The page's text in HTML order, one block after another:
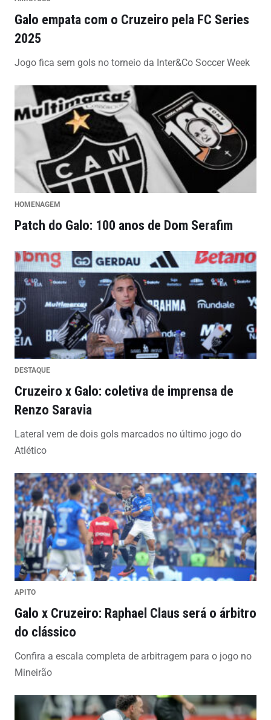
Galo empata com o Cruzeiro pela FC Series
2025
Jogo fica sem gols no torneio da Inter&Co Soccer Week
HOMENAGEM
Patch do Galo: 100 anos de Dom Serafim
DESTAQUE
Cruzeiro x Galo: coletiva de imprensa de
Renzo Saravia
Lateral vem de dois gols marcados no último jogo do
Atlético
APITO
Galo x Cruzeiro: Raphael Claus será o árbitro
do clássico
Confira a escala completa de arbitragem para o jogo no
Mineirão